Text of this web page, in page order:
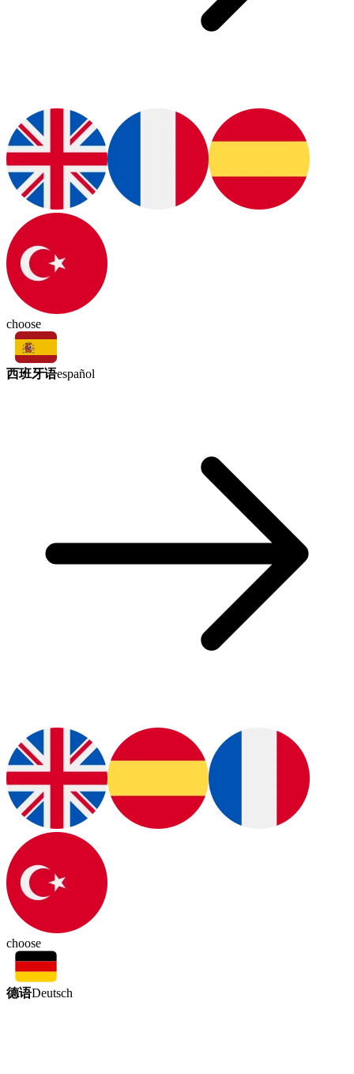
choose
西班牙语español
choose
德语Deutsch